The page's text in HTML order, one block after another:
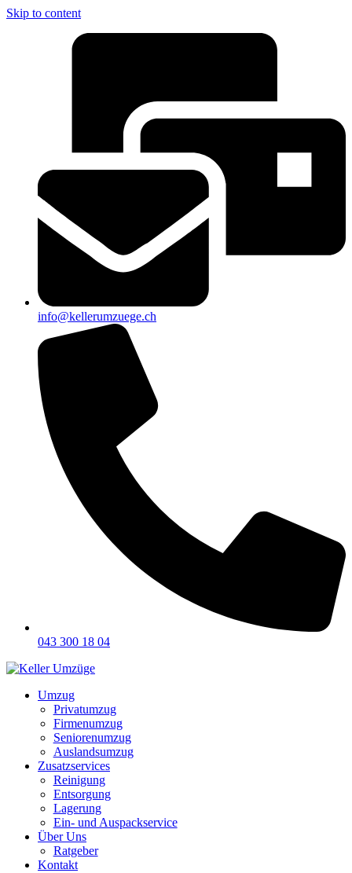
Skip to content
info@kellerumzuege.ch
043 300 18 04
Umzug
Privatumzug
Firmenumzug
Seniorenumzug
Auslandsumzug
Zusatzservices
Reinigung
Entsorgung
Lagerung
Ein- und Auspackservice
Über Uns
Ratgeber
Kontakt